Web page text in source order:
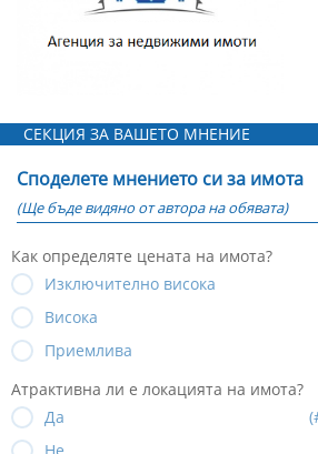
СЕКЦИЯ ЗА ВАШЕТО МНЕНИЕ
Споделете мнението си за имота
(Ще бъде видяно от автора на обявата)
Как определяте цената на имота?
Изключително висока
Висока
Приемлива
Атрактивна ли е локацията на имота?
Да